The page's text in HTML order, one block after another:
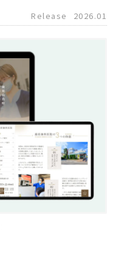
Release
2026.01